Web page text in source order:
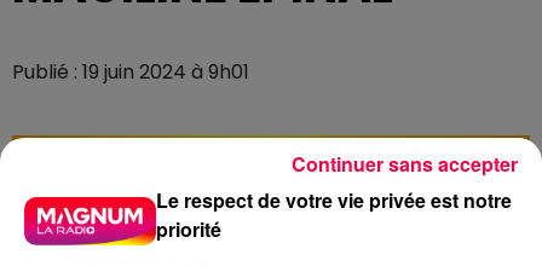
Publié : 19 juin 2024 à 9h01
Le respect de votre vie privée est notre
priorité
Continuer sans accepter